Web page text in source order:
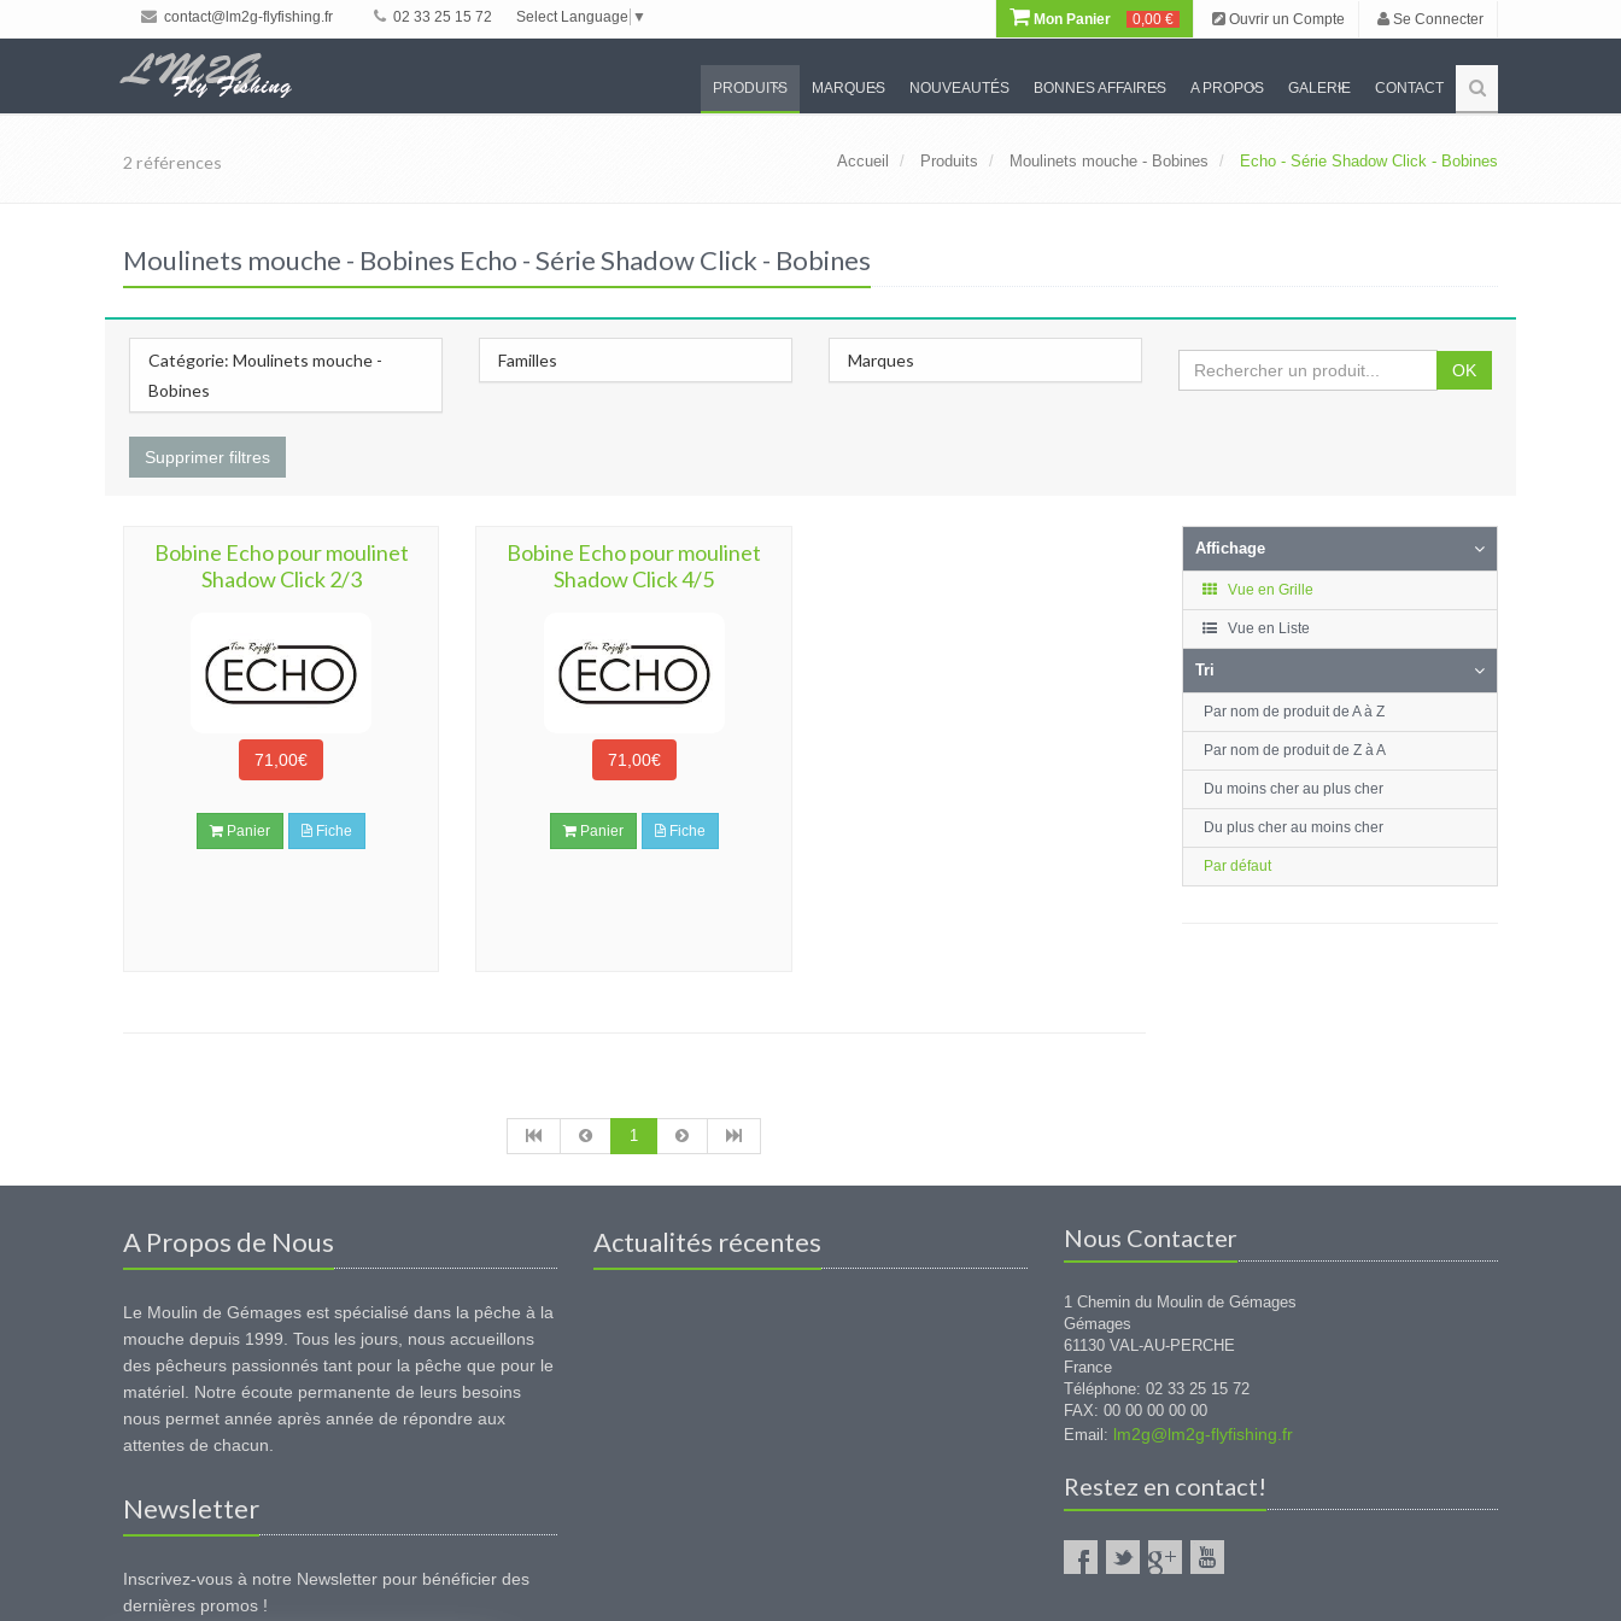
contact@lm2g-flyfishing.fr 02 33 25 15 72 Select Language ▼ Mon Panier 0,00 € Ouvrir un Compte Se Connecter
PRODUITS MARQUES NOUVEAUTÉS BONNES AFFAIRES A PROPOS GALERIE CONTACT
2 références Accueil Produits Moulinets mouche - Bobines Echo - Série Shadow Click - Bobines
Moulinets mouche - Bobines Echo - Série Shadow Click - Bobines
Catégorie: Moulinets mouche -
Bobines
Familles Marques
Supprimer filtres
OK
Bobine Echo pour moulinet
Shadow Click 2/3
71,00€
Panier Fiche
Bobine Echo pour moulinet
Shadow Click 4/5
71,00€
Panier Fiche
1
Affichage
Vue en Grille
Vue en Liste
Tri
Par nom de produit de A à Z
Par nom de produit de Z à A
Du moins cher au plus cher
Du plus cher au moins cher
Par défaut
A Propos de Nous
Le Moulin de Gémages est spécialisé dans la pêche à la
mouche depuis 1999. Tous les jours, nous accueillons
des pêcheurs passionnés tant pour la pêche que pour le
matériel. Notre écoute permanente de leurs besoins
nous permet année après année de répondre aux
attentes de chacun.
Newsletter
Inscrivez-vous à notre Newsletter pour bénéficier des
dernières promos !
Actualités récentes Nous Contacter
1 Chemin du Moulin de Gémages
Gémages
61130 VAL-AU-PERCHE
France
Téléphone: 02 33 25 15 72
FAX: 00 00 00 00 00
Email: lm2g@lm2g-flyfishing.fr
Restez en contact!